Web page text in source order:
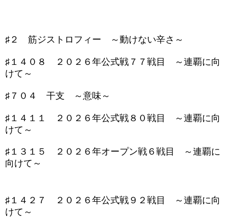
♯２ 筋ジストロフィー ～動けない辛さ～
♯１４０８ ２０２６年公式戦７７戦目 ～連覇に向
けて～
♯７０４ 干支 ～意味～
♯１４１１ ２０２６年公式戦８０戦目 ～連覇に向
けて～
♯１３１５ ２０２６年オープン戦６戦目 ～連覇に
向けて～
♯１４２７ ２０２６年公式戦９２戦目 ～連覇に向
けて～